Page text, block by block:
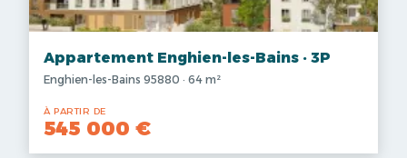
Appartement Enghien-les-Bains · 3P
Enghien-les-Bains 95880 · 64 m²
À PARTIR DE
545 000 €